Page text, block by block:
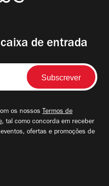
de entrada
os nossos Termos de
, tal como concorda em receber
ofertas e promoções de